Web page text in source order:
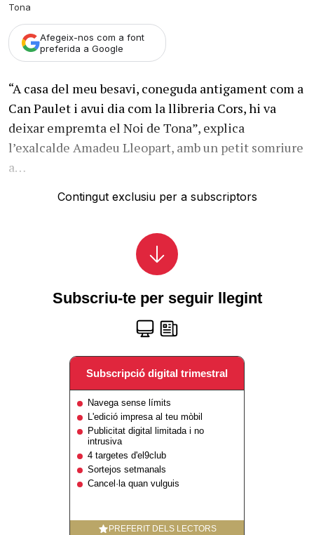
Tona
Afegeix-nos com a font
preferida a Google
“A casa del meu besavi, coneguda antigament com a
Can Paulet i avui dia com la llibreria Cors, hi va
deixar empremta el Noi de Tona”, explica
l’exalcalde Amadeu Lleopart, amb un petit somriure
a…
Contingut exclusiu per a subscriptors